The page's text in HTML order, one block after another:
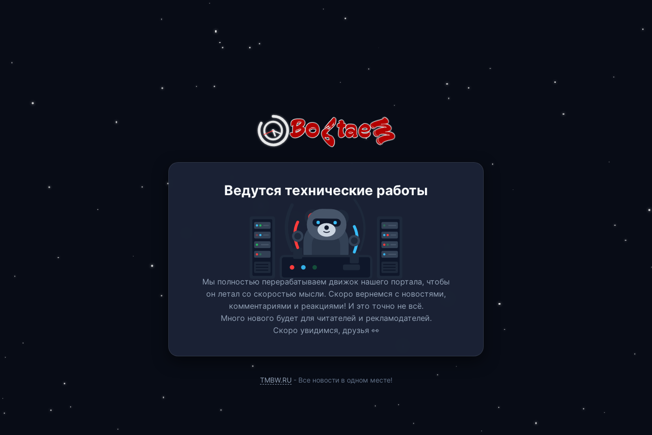
Ведутся технические работы
Мы полностью перерабатываем движок нашего портала, чтобы
он летал со скоростью мысли. Скоро вернемся c новостями,
комментариями и реакциями! И это точно не всё.
Много нового будет для читателей и рекламодателей.
Скоро увидимся, друзья 👀
TMBW.RU - Все новости в одном месте!